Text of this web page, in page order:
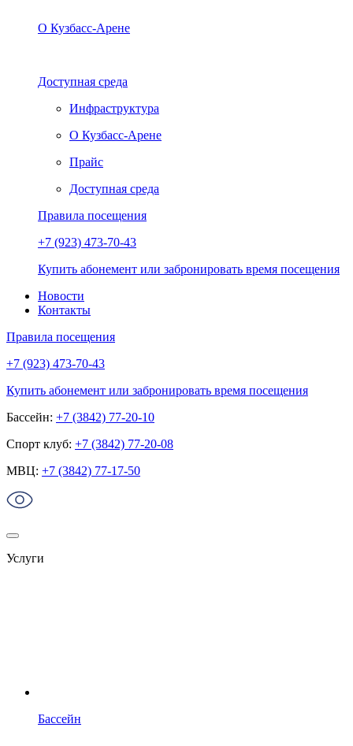
О Кузбасс-Арене
Доступная среда
Инфраструктура
О Кузбасс-Арене
Прайс
Доступная среда
Правила посещения
+7 (923) 473-70-43
Купить абонемент или забронировать время посещения
Новости
Контакты
Правила посещения
+7 (923) 473-70-43
Купить абонемент или забронировать время посещения
Бассейн: +7 (3842) 77-20-10
Спорт клуб: +7 (3842) 77-20-08
МВЦ: +7 (3842) 77-17-50
Услуги
Бассейн